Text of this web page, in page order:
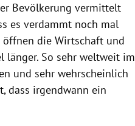
Bevölkerung vermittelt
es verdammt noch mal
die Wirtschaft und
länger. So sehr weltweit im
und sehr wehrscheinlich
dass irgendwann ein